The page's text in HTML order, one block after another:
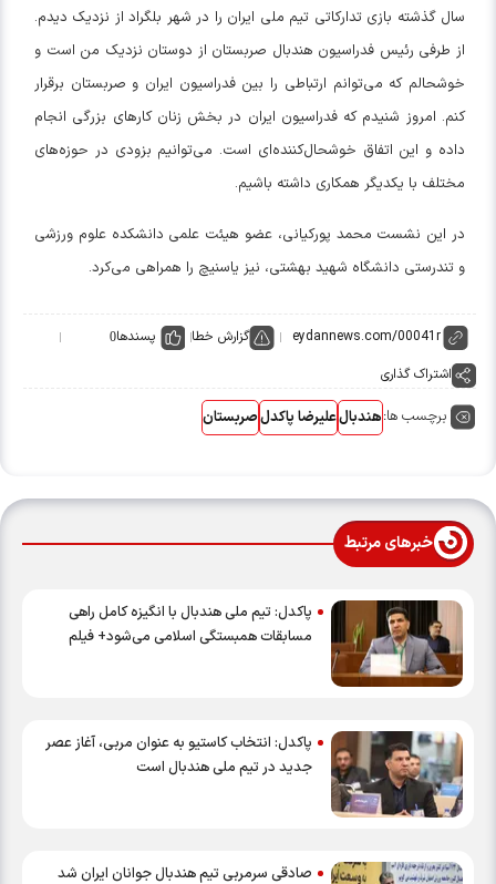
سال گذشته بازی تدارکاتی تیم ملی ایران را در شهر بلگراد از نزدیک دیدم.
از طرفی رئیس فدراسیون هندبال صربستان از دوستان نزدیک من است و
خوشحالم که می‌توانم ارتباطی را بین فدراسیون ایران و صربستان برقرار
کنم. امروز شنیدم که فدراسیون ایران در بخش زنان کارهای بزرگی انجام
داده و این اتفاق خوشحال‌کننده‌ای است. می‌توانیم بزودی در حوزه‌های
مختلف با یکدیگر همکاری داشته باشیم.
در این نشست محمد پورکیانی، عضو هیئت علمی دانشکده علوم ورزشی
و تندرستی دانشگاه شهید بهشتی، نیز یاسنیچ را همراهی می‌کرد.
گزارش خطا پسندها0
اشتراک گذاری
برچسب ها:هندبالعلیرضا پاکدلصربستان
خبرهای مرتبط
پاکدل: تیم ملی هندبال با انگیزه کامل راهی
مسابقات همبستگی اسلامی می‌شود+ فیلم
پاکدل: انتخاب کاستیو به عنوان مربی، آغاز عصر
جدید در تیم ملی هندبال است
صادقی سرمربی تیم هندبال جوانان ایران شد